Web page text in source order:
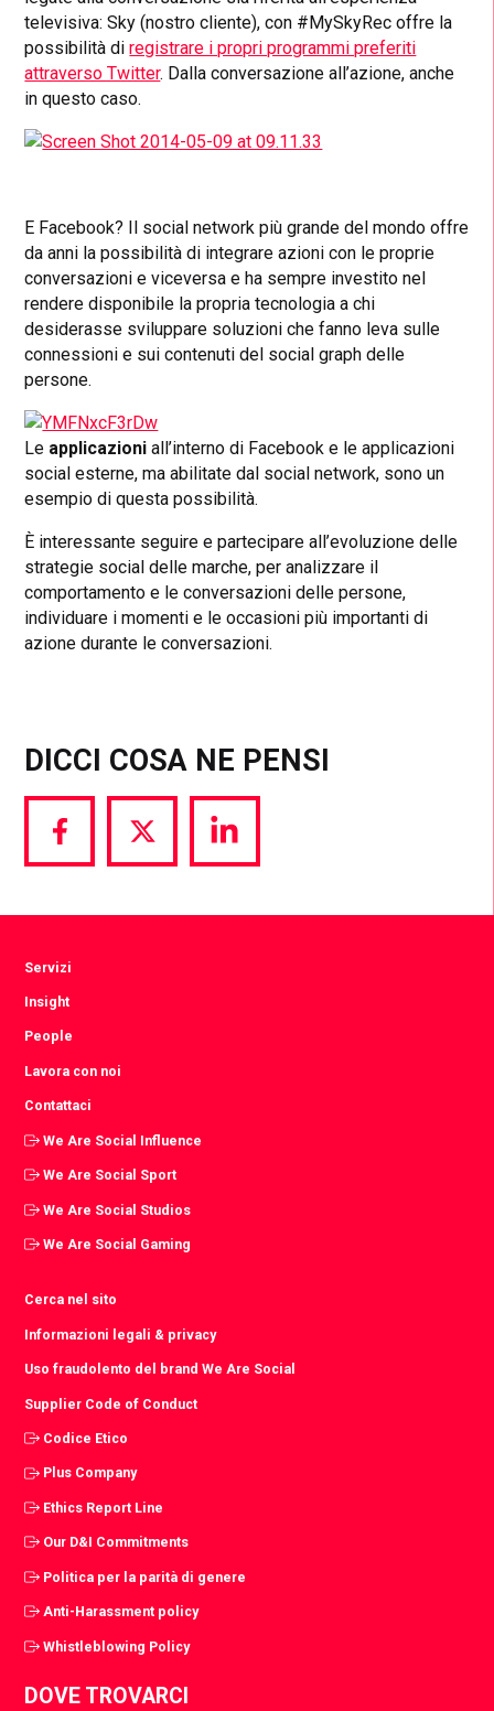
televisiva: Sky (nostro cliente), con #MySkyRec offre la
possibilità diregistrare i propri programmi preferiti
attraverso Twitter. Dalla conversazione all’azione, anche
in questo caso.
E Facebook? Il social network più grande del mondo offre
da anni la possibilità di integrare azioni con le proprie
conversazioni e viceversa e ha sempre investito nel
rendere disponibile la propria tecnologia a chi
desiderasse sviluppare soluzioni che fanno leva sulle
connessioni e sui contenuti del social graph delle
persone.
Le applicazioni all’interno di Facebook e le applicazioni
social esterne, ma abilitate dal social network, sono un
esempio di questa possibilità.
È interessante seguire e partecipare all’evoluzione delle
strategie social delle marche, per analizzare il
comportamento e le conversazioni delle persone,
individuare i momenti e le occasioni più importanti di
azione durante le conversazioni.
DICCI COSA NE PENSI
Share
via
Share
via
Share
via
Servizi
Insight
People
Lavora con noi
Contattaci
We Are Social Influence
We Are Social Sport
We Are Social Studios
We Are Social Gaming
Cerca nel sito
Informazioni legali & privacy
Uso fraudolento del brand We Are Social
Supplier Code of Conduct
Codice Etico
Plus Company
Ethics Report Line
Our D&I Commitments
Politica per la parità di genere
Anti-Harassment policy
Whistleblowing Policy
DOVE TROVARCI